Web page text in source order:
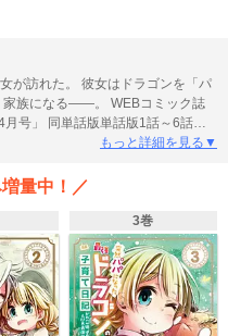
が訪れた。 彼女はドラゴンを「パ
。 WEBコミック誌
号」 同単話版単話版1話～6話ま
超えた、家族の御伽噺〈おはな
もっと詳細を見る▼
量中！／
3巻